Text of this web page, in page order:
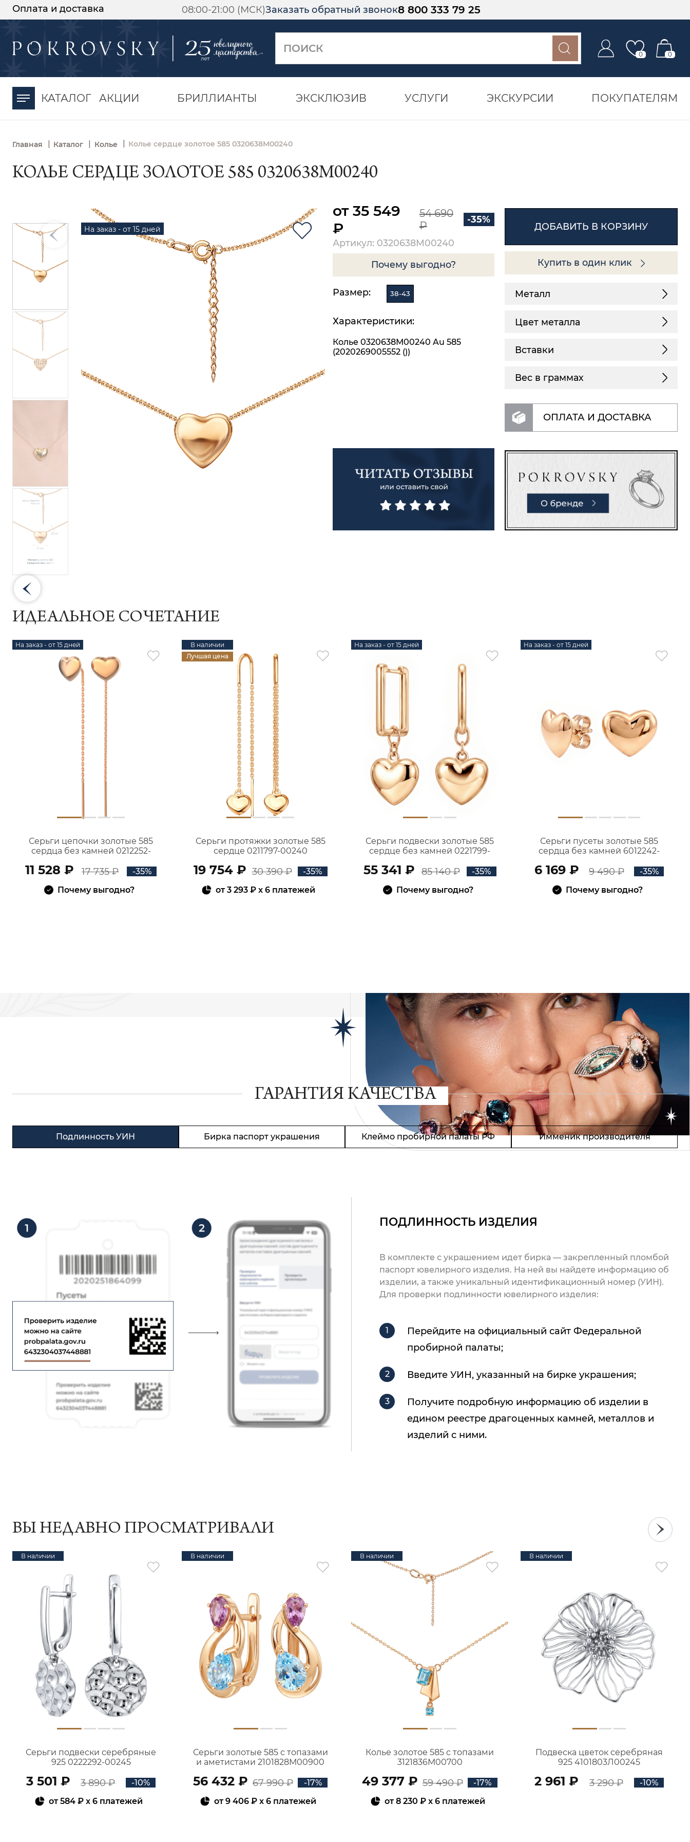
Оплата и доставка 08:00-21:00 (МСК)Заказать обратный звонок8 800 333 79 25
0 0
КАТАЛОГ АКЦИИ БРИЛЛИАНТЫ ЭКСКЛЮЗИВ УСЛУГИ ЭКСКУРСИИ ПОКУПАТЕЛЯМ
Главная | Каталог | Колье Колье сердце золотое 585 0320638М00240
КОЛЬЕ СЕРДЦЕ ЗОЛОТОЕ 585 0320638М00240
На заказ - от 15 дней
от 35 549
₽
54 690
₽
-35%
Артикул: 0320638М00240
Почему выгодно?
Размер: 38-43
Характеристики:
Колье 0320638М00240 Au 585
(2020269005552 ())
ДОБАВИТЬ В КОРЗИНУ
Купить в один клик
Металл
Цвет металла
Вставки
Вес в граммах
ОПЛАТА И ДОСТАВКА
ИДЕАЛЬНОЕ СОЧЕТАНИЕ
На заказ - от 15 дней
Серьги цепочки золотые 585
сердца без камней 0212252-
11 528 ₽ 17 735 ₽
-35%
Почему выгодно?
В наличии
Лучшая цена
Серьги протяжки золотые 585
сердце 0211797-00240
19 754 ₽ 30 390 ₽
-35%
от3 293 ₽x 6 платежей
На заказ - от 15 дней
Серьги подвески золотые 585
сердце без камней 0221799-
55 341 ₽ 85 140 ₽
-35%
Почему выгодно?
На заказ - от 15 дней
Серьги пусеты золотые 585
сердца без камней 6012242-
6 169 ₽ 9 490 ₽
-35%
Почему выгодно?
ГАРАНТИЯ КАЧЕСТВА
Подлинность УИН Бирка паспорт украшения Клеймо пробирной палаты РФ Имменик производителя
ПОДЛИННОСТЬ ИЗДЕЛИЯ
В комплекте с украшением идет бирка — закрепленный пломбой
паспорт ювелирного изделия. На ней вы найдете информацию об
изделии, а также уникальный идентификационный номер (УИН).
Для проверки подлинности ювелирного изделия:
Перейдите на официальный сайт Федеральной
пробирной палаты;
Введите УИН, указанный на бирке украшения;
Получите подробную информацию об изделии в
едином реестре драгоценных камней, металлов и
изделий с ними.
ВЫ НЕДАВНО ПРОСМАТРИВАЛИ
В наличии
Серьги подвески серебряные
925 0222292-00245
3 501 ₽ 3 890 ₽
-10%
от584 ₽ x 6 платежей
В наличии
Серьги золотые 585 с топазами
и аметистами 2101828М00900
56 432 ₽ 67 990 ₽
-17%
от9 406 ₽ x 6 платежей
В наличии
Колье золотое 585 с топазами
3121836М00700
49 377 ₽ 59 490 ₽
-17%
от8 230 ₽x 6 платежей
В наличии
Подвеска цветок серебряная
925 4101803Л00245
2 961 ₽ 3 290 ₽ -10%
-30%
момента оплаты